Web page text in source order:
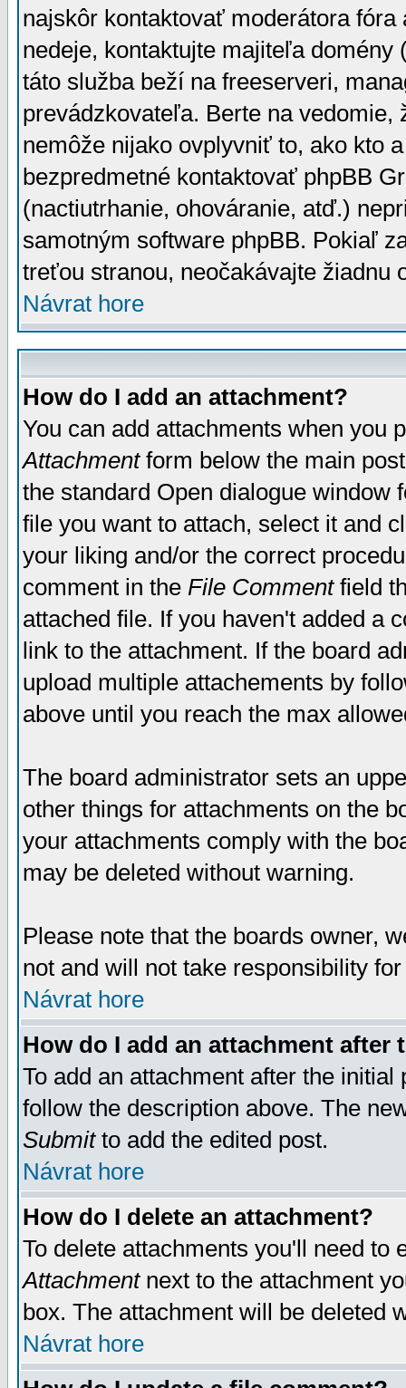
najskôr kontaktovať moderátora
nedeje, kontaktujte majiteľa
táto služba beží na freeserveri,
prevádzkovateľa. Berte na vedomie,
nemôže nijako ovplyvniť to, ako kto
bezpredmetné kontaktovať phpBB
(nactiutrhanie, ohováranie, atď.)
samotným software phpBB. Pokiaľ
treťou stranou, neočakávajte žiadnu
Návrat hore
How do I add an attachment?
You can add attachments when you
Attachmentform below the main
the standard Open dialogue window
file you want to attach, select it and
your liking and/or the correct
comment in the File Commentfield
attached file. If you haven't added a
link to the attachment. If the board
upload multiple attachements by
above until you reach the max
The board administrator sets an
other things for attachments on the
your attachments comply with the
may be deleted without warning.
Please note that the boards owner,
not and will not take responsibility
Návrat hore
How do I add an attachment after
To add an attachment after the
follow the description above. The
Submitto add the edited post.
Návrat hore
How do I delete an attachment?
To delete attachments you'll need
Attachmentnext to the attachment
box. The attachment will be deleted
Návrat hore